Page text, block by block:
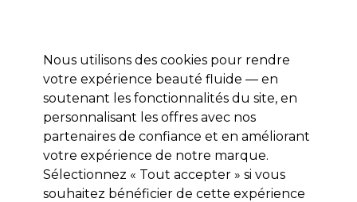
Se connecter
Marques Bons plans Coiffure Electro et Matériel
Livraison et délais
lire la suite
Osmo
Nous utilisons des cookies pour rendre
votre expérience beauté fluide — en
soutenant les fonctionnalités du site, en
personnalisant les offres avec nos
partenaires de confiance et en améliorant
votre expérience de notre marque.
Sélectionnez « Tout accepter » si vous
souhaitez bénéficier de cette expérience